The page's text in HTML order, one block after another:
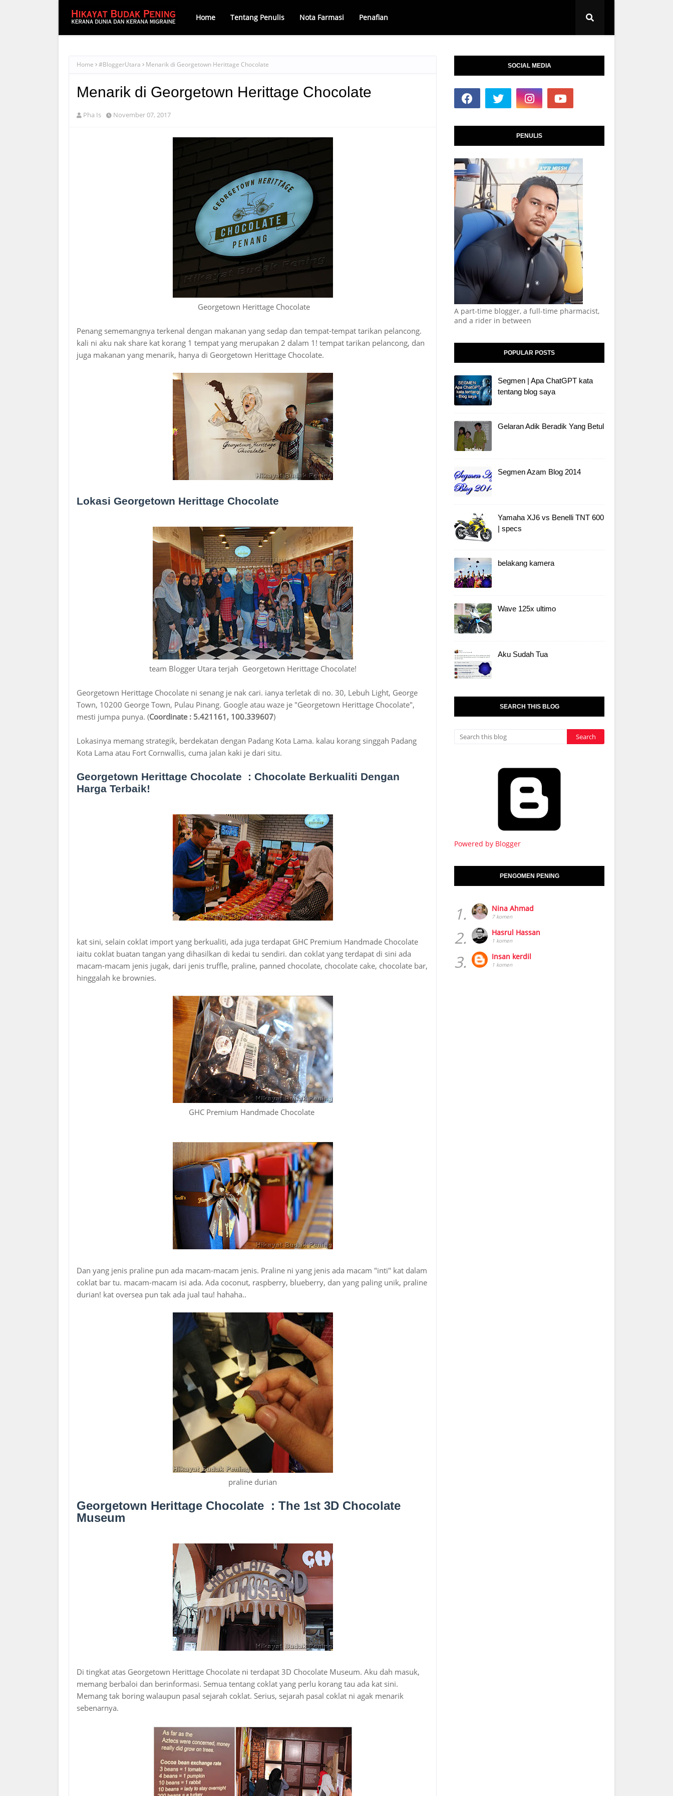
Home Tentang Penulis Nota Farmasi Penafian
Home #BloggerUtara Menarik di Georgetown Herittage Chocolate
Menarik di Georgetown Herittage Chocolate
Pha Is November 07, 2017
Georgetown Herittage Chocolate
Penang sememangnya terkenal dengan makanan yang sedap dan tempat-tempat tarikan pelancong.
kali ni aku nak share kat korang 1 tempat yang merupakan 2 dalam 1! tempat tarikan pelancong, dan
juga makanan yang menarik, hanya di Georgetown Herittage Chocolate.
Lokasi Georgetown Herittage Chocolate
team Blogger Utara terjah Georgetown Herittage Chocolate!
Georgetown Herittage Chocolate ni senang je nak cari. ianya terletak di no. 30, Lebuh Light, George
Town, 10200 George Town, Pulau Pinang. Google atau waze je "Georgetown Herittage Chocolate",
mesti jumpa punya. (Coordinate : 5.421161, 100.339607)
Lokasinya memang strategik, berdekatan dengan Padang Kota Lama. kalau korang singgah Padang
Kota Lama atau Fort Cornwallis, cuma jalan kaki je dari situ.
Georgetown Herittage Chocolate : Chocolate Berkualiti Dengan
Harga Terbaik!
kat sini, selain coklat import yang berkualiti, ada juga terdapat GHC Premium Handmade Chocolate
iaitu coklat buatan tangan yang dihasilkan di kedai tu sendiri. dan coklat yang terdapat di sini ada
macam-macam jenis jugak, dari jenis truffle, praline, panned chocolate, chocolate cake, chocolate bar,
hinggalah ke brownies.
GHC Premium Handmade Chocolate
Dan yang jenis praline pun ada macam-macam jenis. Praline ni yang jenis ada macam "inti" kat dalam
coklat bar tu. macam-macam isi ada. Ada coconut, raspberry, blueberry, dan yang paling unik, praline
durian! kat oversea pun tak ada jual tau! hahaha..
praline durian
Georgetown Herittage Chocolate : The 1st 3D Chocolate
Museum
Di tingkat atas Georgetown Herittage Chocolate ni terdapat 3D Chocolate Museum. Aku dah masuk,
memang berbaloi dan berinformasi. Semua tentang coklat yang perlu korang tau ada kat sini.
Memang tak boring walaupun pasal sejarah coklat. Serius, sejarah pasal coklat ni agak menarik
sebenarnya.
SOCIAL MEDIA
PENULIS
A part-time blogger, a full-time pharmacist,
and a rider in between
POPULAR POSTS
Segmen | Apa ChatGPT kata
tentang blog saya
Gelaran Adik Beradik Yang Betul
Segmen Azam Blog 2014
Yamaha XJ6 vs Benelli TNT 600
| specs
belakang kamera
Wave 125x ultimo
Aku Sudah Tua
SEARCH THIS BLOG
Powered by Blogger
PENGOMEN PENING
1. Nina Ahmad
7 komen
2. Hasrul Hassan
1 komen
3. Insan kerdil
1 komen